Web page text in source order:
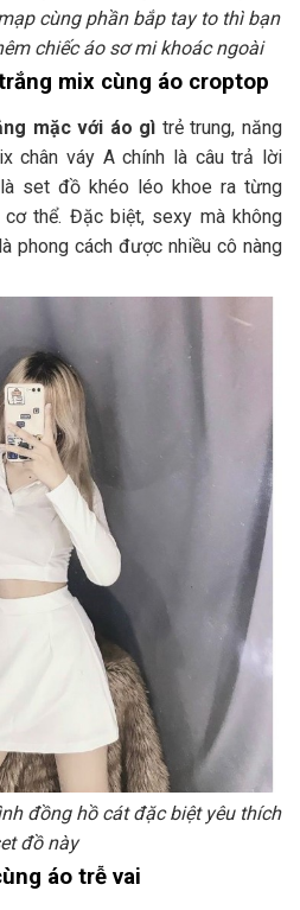
cùng phần bắp tay to thì bạn
chiếc áo sơ mi khoác ngoài
mix cùng áo croptop
mặc với áo gì trẻ trung, năng
chân váy A chính là câu trả lời
set đồ khéo léo khoe ra từng
thể. Đặc biệt, sexy mà không
phong cách được nhiều cô nàng
đồng hồ cát đặc biệt yêu thích
đồ này
áo trễ vai